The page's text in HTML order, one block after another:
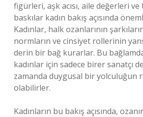
figürleri, aşk acısı, aile değerleri
baskılar kadın bakış açısında
Kadınlar, halk ozanlarının
normların ve cinsiyet rollerinin
derin bir bağ kurarlar. Bu
kadınlar için sadece birer sanatçı
zamanda duygusal bir yolculuğun
olabilirler.
Kadınların bu bakış açısında,